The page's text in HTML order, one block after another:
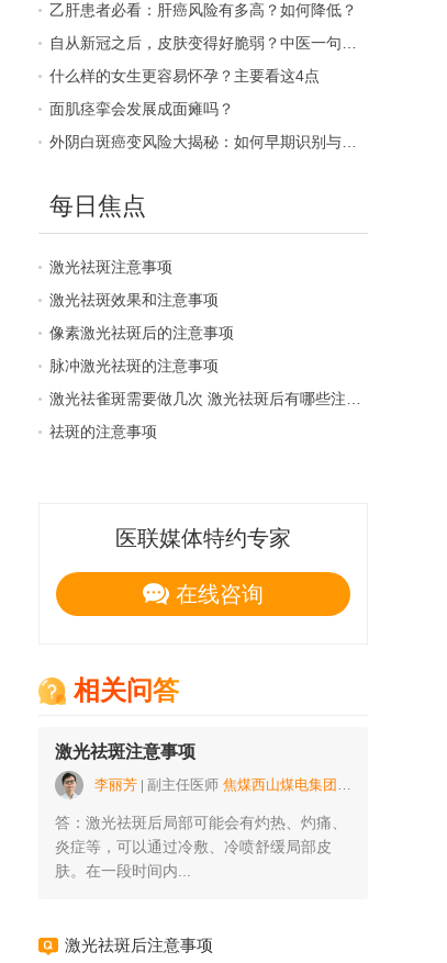
乙肝患者必看：肝癌风险有多高？如何降低？
什么样的女生更容易怀孕？主要看这4点
面肌痉挛会发展成面瘫吗？
每日焦点
激光祛斑注意事项
激光祛斑效果和注意事项
像素激光祛斑后的注意事项
脉冲激光祛斑的注意事项
祛斑的注意事项
医联媒体特约专家
在线咨询
相关问答
激光祛斑注意事项
李丽芳 副主任医师 焦煤西山煤电集团公司职工总医院
答：激光祛斑后局部可能会有灼热、灼痛、
炎症等，可以通过冷敷、冷喷舒缓局部皮
肤。在一段时间内...
激光祛斑后注意事项